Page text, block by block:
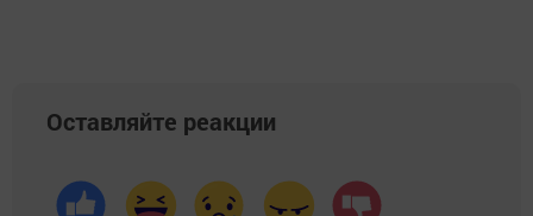
Оставляйте реакции